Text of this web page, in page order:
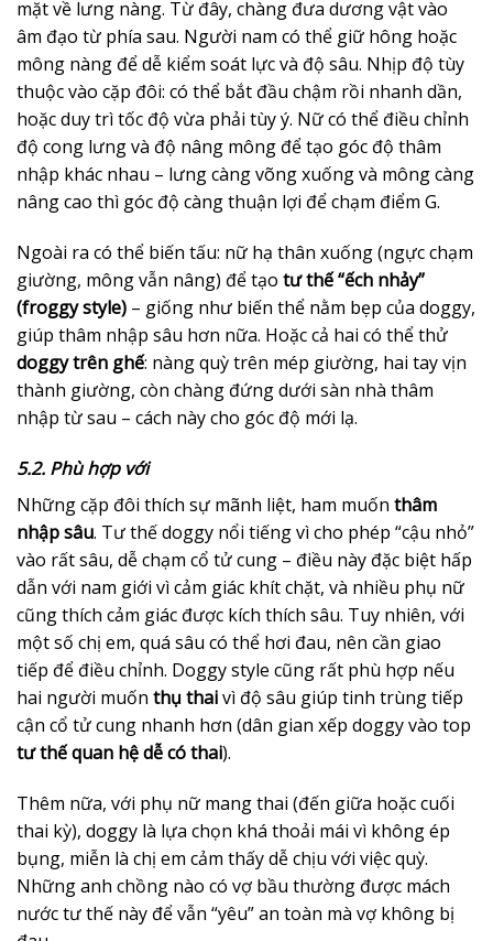
mặt về lưng nàng. Từ đây, chàng đưa dương vật vào
âm đạo từ phía sau. Người nam có thể giữ hông hoặc
mông nàng để dễ kiểm soát lực và độ sâu. Nhịp độ tùy
thuộc vào cặp đôi: có thể bắt đầu chậm rồi nhanh dần,
hoặc duy trì tốc độ vừa phải tùy ý. Nữ có thể điều chỉnh
độ cong lưng và độ nâng mông để tạo góc độ thâm
nhập khác nhau – lưng càng võng xuống và mông càng
nâng cao thì góc độ càng thuận lợi để chạm điểm G.
Ngoài ra có thể biến tấu: nữ hạ thân xuống (ngực chạm
giường, mông vẫn nâng) để tạo tư thế “ếch nhảy”
(froggy style) – giống như biến thể nằm bẹp của doggy,
giúp thâm nhập sâu hơn nữa. Hoặc cả hai có thể thử
doggy trên ghế: nàng quỳ trên mép giường, hai tay vịn
thành giường, còn chàng đứng dưới sàn nhà thâm
nhập từ sau – cách này cho góc độ mới lạ.
5.2. Phù hợp với
Những cặp đôi thích sự mãnh liệt, ham muốn thâm
nhập sâu. Tư thế doggy nổi tiếng vì cho phép “cậu nhỏ”
vào rất sâu, dễ chạm cổ tử cung – điều này đặc biệt hấp
dẫn với nam giới vì cảm giác khít chặt, và nhiều phụ nữ
cũng thích cảm giác được kích thích sâu. Tuy nhiên, với
một số chị em, quá sâu có thể hơi đau, nên cần giao
tiếp để điều chỉnh. Doggy style cũng rất phù hợp nếu
hai người muốn thụ thaivì độ sâu giúp tinh trùng tiếp
cận cổ tử cung nhanh hơn (dân gian xếp doggy vào top
tư thế quan hệ dễ có thai).
Thêm nữa, với phụ nữ mang thai (đến giữa hoặc cuối
thai kỳ), doggy là lựa chọn khá thoải mái vì không ép
bụng, miễn là chị em cảm thấy dễ chịu với việc quỳ.
Những anh chồng nào có vợ bầu thường được mách
nước tư thế này để vẫn “yêu” an toàn mà vợ không bị